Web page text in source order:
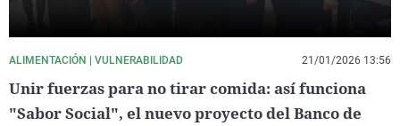
ALIMENTACIÓN | VULNERABILIDAD 21/01/2026 13:56
Unir fuerzas para no tirar comida: así funciona
"Sabor Social", el nuevo proyecto del Banco de